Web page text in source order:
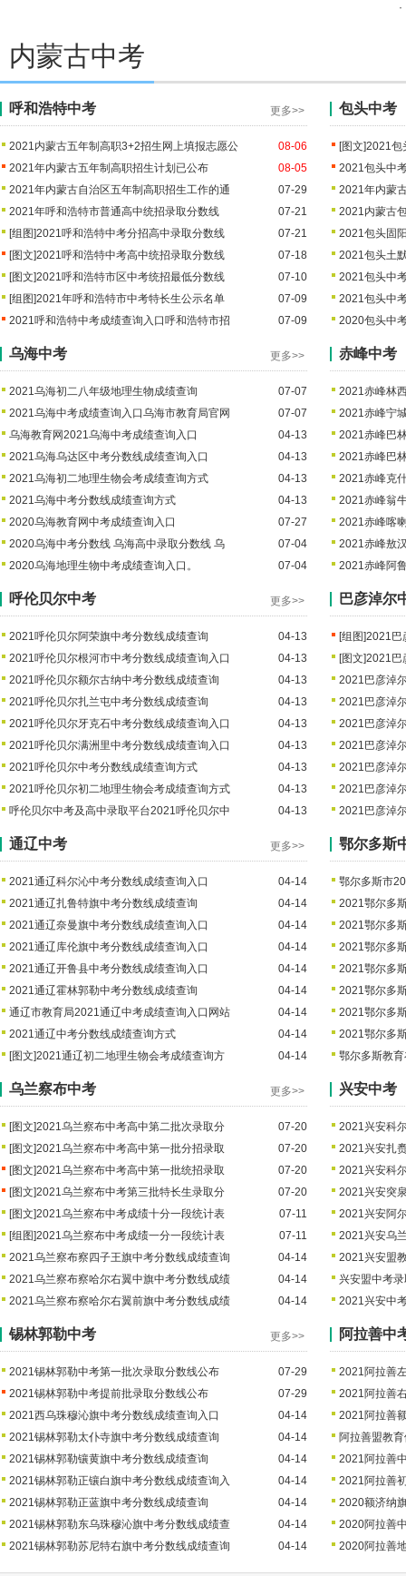
2021沈阳中考第三批次高中录取分数线公布
2021沈阳中考第三批次高中录取
2021年海南省中招第二批投档分 2021海南中考第二批高中投档分
2021广州中考第一批次高中录取分数线公布
2021广州中考第四批高中录取分 2021广州中考第三批高中录取分
2021上海金山区普通高中录取分数线
2021上海中考崇明区各高中投档 2021上海中考青浦区高中录取分
·
内蒙古中考
呼和浩特中考 更多>>
2021内蒙古五年制高职3+2招生网上填报志愿公
08-06
2021年内蒙古五年制高职招生计划已公布
08-05
2021年内蒙古自治区五年制高职招生工作的通
07-29
2021年呼和浩特市普通高中统招录取分数线
07-21
[组图]2021呼和浩特中考分招高中录取分数线
07-21
[图文]2021呼和浩特中考高中统招录取分数线
07-18
[图文]2021呼和浩特市区中考统招最低分数线
07-10
[组图]2021年呼和浩特市中考特长生公示名单
07-09
2021呼和浩特中考成绩查询入口呼和浩特市招
07-09
包头中考
[图文]2021包
2021包头中
2021年内蒙
2021内蒙古
2021包头固
2021包头土
2021包头中
2021包头中
2020包头中
乌海中考 更多>>
2021乌海初二八年级地理生物成绩查询
07-07
2021乌海中考成绩查询入口乌海市教育局官网
07-07
乌海教育网2021乌海中考成绩查询入口
04-13
2021乌海乌达区中考分数线成绩查询入口
04-13
2021乌海初二地理生物会考成绩查询方式
04-13
2021乌海中考分数线成绩查询方式
04-13
2020乌海教育网中考成绩查询入口
07-27
2020乌海中考分数线 乌海高中录取分数线 乌
07-04
2020乌海地理生物中考成绩查询入口。
07-04
赤峰中考
2021赤峰林
2021赤峰宁
2021赤峰巴
2021赤峰巴
2021赤峰克
2021赤峰翁
2021赤峰喀
2021赤峰敖
2021赤峰阿
呼伦贝尔中考 更多>>
2021呼伦贝尔阿荣旗中考分数线成绩查询
04-13
2021呼伦贝尔根河市中考分数线成绩查询入口
04-13
2021呼伦贝尔额尔古纳中考分数线成绩查询
04-13
2021呼伦贝尔扎兰屯中考分数线成绩查询
04-13
2021呼伦贝尔牙克石中考分数线成绩查询入口
04-13
2021呼伦贝尔满洲里中考分数线成绩查询入口
04-13
2021呼伦贝尔中考分数线成绩查询方式
04-13
2021呼伦贝尔初二地理生物会考成绩查询方式
04-13
呼伦贝尔中考及高中录取平台2021呼伦贝尔中
04-13
巴彦淖尔
[组图]2021巴
[图文]2021巴
2021巴彦淖
2021巴彦淖
2021巴彦淖
2021巴彦淖
2021巴彦淖
2021巴彦淖
2021巴彦淖
通辽中考 更多>>
2021通辽科尔沁中考分数线成绩查询入口
04-14
2021通辽扎鲁特旗中考分数线成绩查询
04-14
2021通辽奈曼旗中考分数线成绩查询入口
04-14
2021通辽库伦旗中考分数线成绩查询入口
04-14
2021通辽开鲁县中考分数线成绩查询入口
04-14
2021通辽霍林郭勒中考分数线成绩查询
04-14
通辽市教育局2021通辽中考成绩查询入口网站
04-14
2021通辽中考分数线成绩查询方式
04-14
[图文]2021通辽初二地理生物会考成绩查询方 04-14
鄂尔多斯
鄂尔多斯市
2021鄂尔多
2021鄂尔多
2021鄂尔多
2021鄂尔多
2021鄂尔多
2021鄂尔多
2021鄂尔多
鄂尔多斯教
乌兰察布中考 更多>>
[图文]2021乌兰察布中考高中第二批次录取分
07-20
[图文]2021乌兰察布中考高中第一批分招录取
07-20
[图文]2021乌兰察布中考高中第一批统招录取
07-20
[图文]2021乌兰察布中考第三批特长生录取分
07-20
[图文]2021乌兰察布中考成绩十分一段统计表
07-11
[组图]2021乌兰察布中考成绩一分一段统计表
07-11
2021乌兰察布察四子王旗中考分数线成绩查询
04-14
2021乌兰察布察哈尔右翼中旗中考分数线成绩
04-14
2021乌兰察布察哈尔右翼前旗中考分数线成绩
04-14
兴安中考
2021兴安科
2021兴安扎
2021兴安科
2021兴安突
2021兴安阿
2021兴安乌
2021兴安盟
兴安盟中考
2021兴安中
锡林郭勒中考 更多>>
2021锡林郭勒中考第一批次录取分数线公布
07-29
2021锡林郭勒中考提前批录取分数线公布
07-29
2021西乌珠穆沁旗中考分数线成绩查询入口
04-14
2021锡林郭勒太仆寺旗中考分数线成绩查询
04-14
2021锡林郭勒镶黄旗中考分数线成绩查询
04-14
2021锡林郭勒正镶白旗中考分数线成绩查询入
04-14
2021锡林郭勒正蓝旗中考分数线成绩查询
04-14
2021锡林郭勒东乌珠穆沁旗中考分数线成绩查
04-14
2021锡林郭勒苏尼特右旗中考分数线成绩查询
04-14
阿拉善中
2021阿拉善
2021阿拉善
2021阿拉善
阿拉善盟教
2021阿拉善
2021阿拉善
2020额济纳
2020阿拉善
2020阿拉善